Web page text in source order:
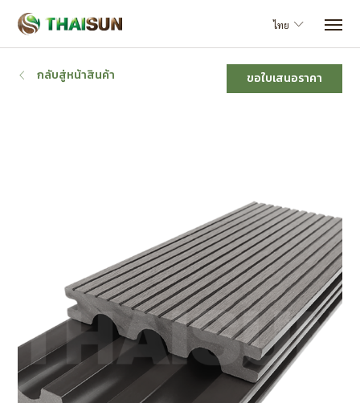
ไทย
กลับสู่หน้าสินค้า ขอใบเสนอราคา